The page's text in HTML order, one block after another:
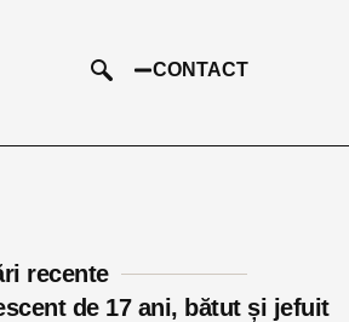
CONTACT
recente
de 17 ani, bătut și jefuit